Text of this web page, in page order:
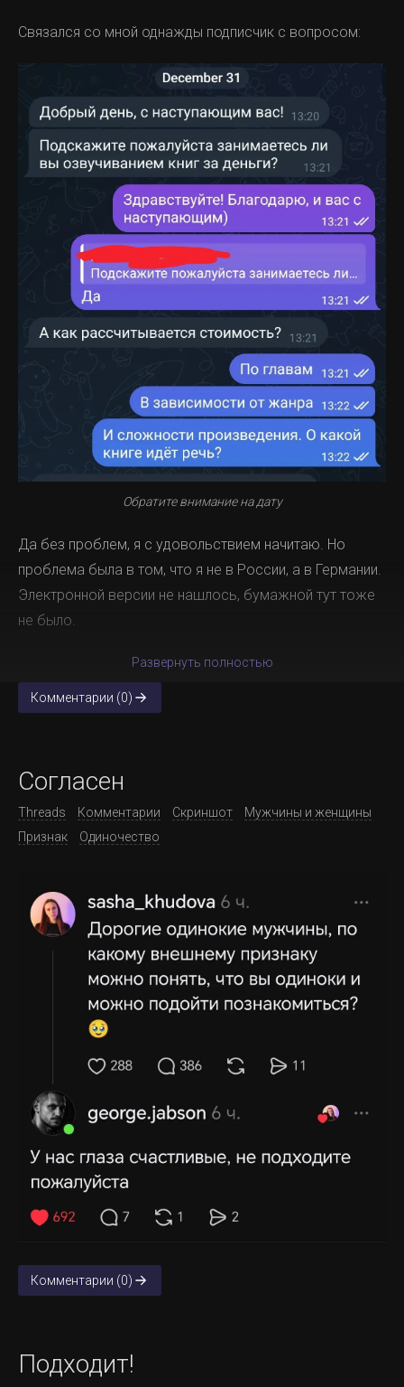
Связался со мной однажды подписчик с вопросом:
Обратите внимание на дату
Да без проблем, я с удовольствием начитаю. Но
проблема была в том, что я не в России, а в Германии.
Электронной версии не нашлось, бумажной тут тоже
не было.
Развернуть полностью
Комментарии (0)
Согласен
Threads Комментарии Скриншот
Мужчины и женщины
Признак
Одиночество
Комментарии (0)
Подходит!